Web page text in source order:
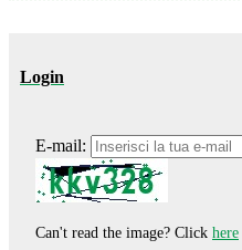
Login
E-mail:
Can't read the image? Click here